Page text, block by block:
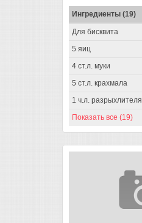
Ингредиенты (19)
Для бисквита
5 яиц
4 ст.л. муки
5 ст.л. крахмала
1 ч.л. разрыхлителя
Показать все (19)